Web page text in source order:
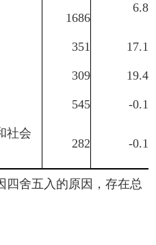
1686
6.8
351 17.1
309 19.4
545 -0.1
社会
282 -0.1
舍五入的原因，存在总